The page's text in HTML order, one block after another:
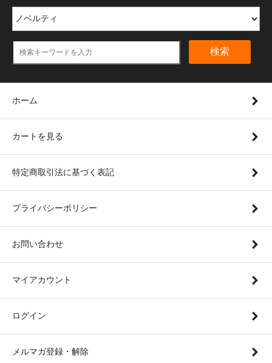
検索
ホーム
カートを見る
特定商取引法に基づく表記
プライバシーポリシー
お問い合わせ
マイアカウント
ログイン
メルマガ登録・解除